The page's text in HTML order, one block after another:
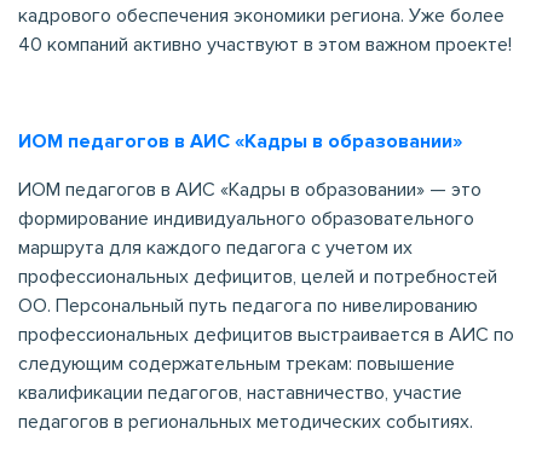
кадрового обеспечения экономики региона. Уже более
40 компаний активно участвуют в этом важном проекте!
ИОМ педагогов в АИС «Кадры в образовании»
ИОМ педагогов в АИС «Кадры в образовании» — это
формирование индивидуального образовательного
маршрута для каждого педагога с учетом их
профессиональных дефицитов, целей и потребностей
ОО. Персональный путь педагога по нивелированию
профессиональных дефицитов выстраивается в АИС по
следующим содержательным трекам: повышение
квалификации педагогов, наставничество, участие
педагогов в региональных методических событиях.